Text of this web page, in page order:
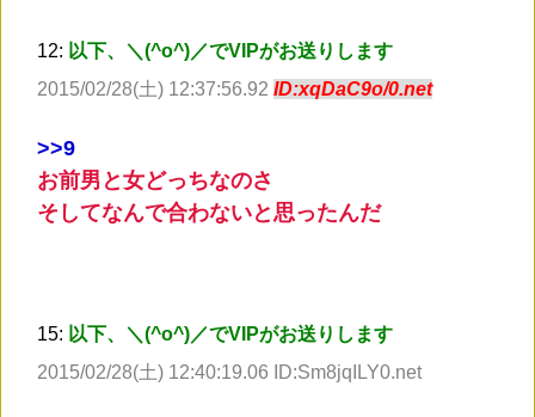
12: 以下、＼(^o^)／でVIPがお送りします
2015/02/28(土) 12:37:56.92 ID:xqDaC9o/0.net
>>9
お前男と女どっちなのさ
そしてなんで合わないと思ったんだ
15: 以下、＼(^o^)／でVIPがお送りします
2015/02/28(土) 12:40:19.06 ID:Sm8jqILY0.net